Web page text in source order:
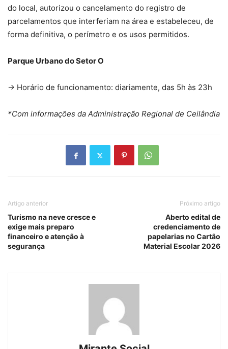
do local, autorizou o cancelamento do registro de
parcelamentos que interferiam na área e estabeleceu, de
forma definitiva, o perímetro e os usos permitidos.
Parque Urbano do Setor O
→ Horário de funcionamento: diariamente, das 5h às 23h
*Com informações da Administração Regional de Ceilândia
Artigo anterior
Turismo na neve cresce e
exige mais preparo
financeiro e atenção à
segurança
Próximo artigo
Aberto edital de
credenciamento de
papelarias no Cartão
Material Escolar 2026